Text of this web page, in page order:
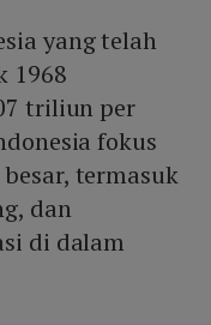
yang telah
1968
triliun per
fokus
termasuk
dan
di dalam